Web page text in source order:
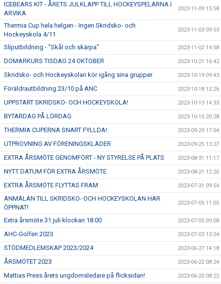
ICEBEARS KIT - ÅRETS JULKLAPP TILL HOCKEYSPELARNA I
ARVIKA
2023-11-09 15:58
Thermia Cup hela helgen - Ingen Skridsko- och
Hockeyskola 4/11
2023-11-03 09:53
Sliputbildning - "Skål och skärpa" 2023-11-02 14:58
DOMARKURS TISDAG 24 OKTOBER 2023-10-21 16:42
Skridsko- och Hockeyskolan kör igång sina grupper 2023-10-19 09:43
Föräldrautbildning 23/10 på ANC 2023-10-18 12:26
UPPSTART SKRIDSKO- OCH HOCKEYSKOLA! 2023-10-13 14:33
BYTARDAG PÅ LÖRDAG 2023-10-10 20:28
THERMIA CUPERNA SNART FYLLDA! 2023-09-29 17:04
UTPROVNING AV FÖRENINGSKLÄDER 2023-09-25 13:27
EXTRA ÅRSMÖTE GENOMFÖRT - NY STYRELSE PÅ PLATS 2023-08-31 11:17
NYTT DATUM FÖR EXTRA ÅRSMÖTE 2023-08-21 12:26
EXTRA ÅRSMÖTE FLYTTAS FRAM 2023-07-31 09:54
ANMÄLAN TILL SKRIDSKO- OCH HOCKEYSKOLAN HAR
ÖPPNAT!
2023-07-05 11:05
Extra årsmöte 31 juli klockan 18.00 2023-07-05 09:08
AHC-Golfen 2023 2023-07-03 13:24
STÖDMEDLEMSKAP 2023/2024 2023-06-27 14:18
ÅRSMÖTET 2023 2023-06-22 08:24
Mattias Press årets ungdomsledare på flicksidan! 2023-06-20 08:22